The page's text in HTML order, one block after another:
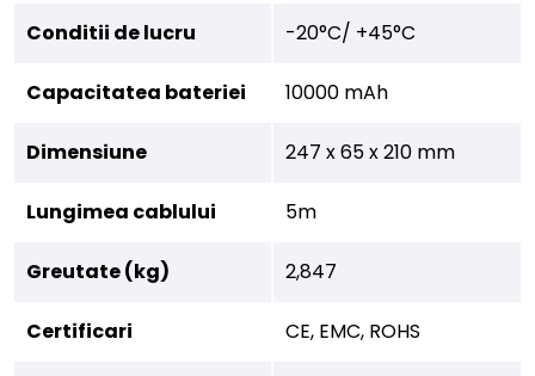
Conditii de lucru -20°C/ +45°C
Capacitatea bateriei 10000 mAh
Dimensiune 247 x 65 x 210 mm
Lungimea cablului 5m
Greutate (kg) 2,847
Certificari CE, EMC, ROHS